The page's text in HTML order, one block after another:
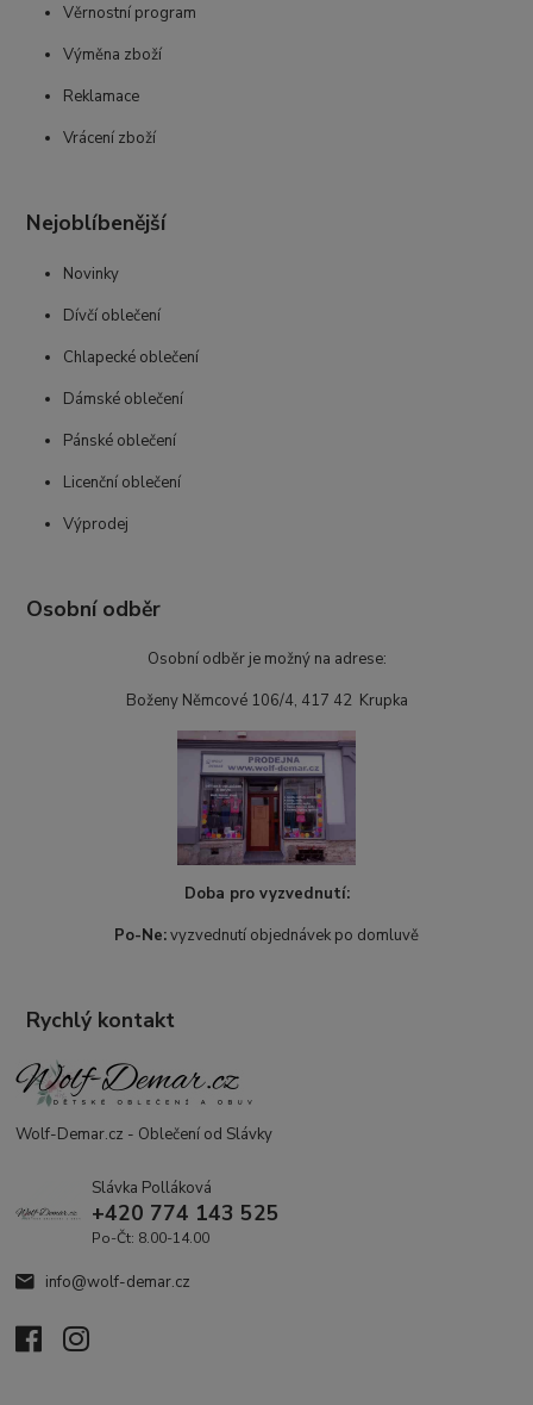
Věrnostní program
Výměna zboží
Reklamace
Vrácení zboží
Nejoblíbenější
Novinky
Dívčí oblečení
Chlapecké oblečení
Dámské oblečení
Pánské oblečení
Licenční oblečení
Výprodej
Osobní odběr
Osobní odběr je možný na adrese:
Boženy Němcové 106/4, 417 42 Krupka
Doba pro vyzvednutí:
Po-Ne:vyzvednutí objednávek po domluvě
Rychlý kontakt
Wolf-Demar.cz - Oblečení od Slávky
Slávka Polláková
+420 774 143 525
Po-Čt: 8.00-14.00
info@wolf-demar.cz